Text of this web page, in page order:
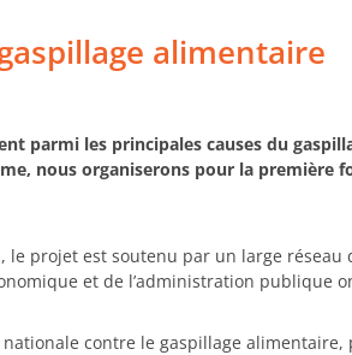
alimentaire
parmi les principales causes du
nous organiserons pour la première
le projet est soutenu par un large réseau
et de l’administration publique
contre le gaspillage alimentaire,